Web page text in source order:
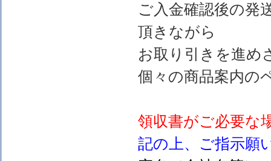
ご入金確認後の発
頂きながら
お取り引きを進め
個々の商品案内の
領収書がご必要な
記の上、ご指示願